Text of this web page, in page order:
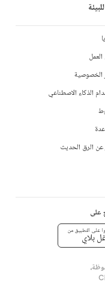
الخصوصية
الذكاء الاصطناعي
عن الرق الحديث
على
على التطبيق من
بلاي